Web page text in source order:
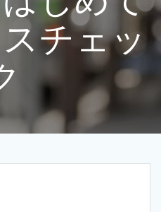
チェッ